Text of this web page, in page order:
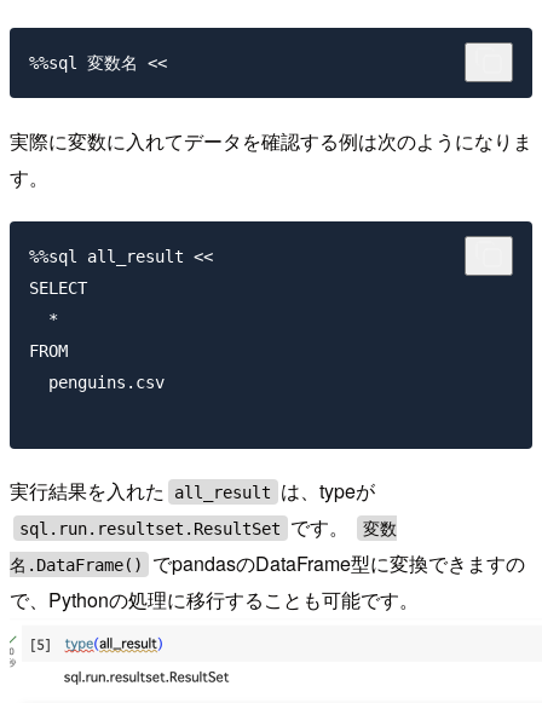
実際に変数に入れてデータを確認する例は次のようになりま
す。
%%sql all_result <<
SELECT
  *
FROM
  penguins.csv
実行結果を入れた all_result は、typeが
sql.run.resultset.ResultSet です。
変数
名.DataFrame()
でpandasのDataFrame型に変換できますの
で、Pythonの処理に移行することも可能です。